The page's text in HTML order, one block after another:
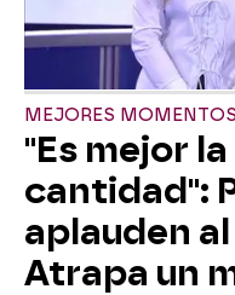
MEJORES MOMENTOS
"Es mejor
cantidad":
aplauden
Atrapa un